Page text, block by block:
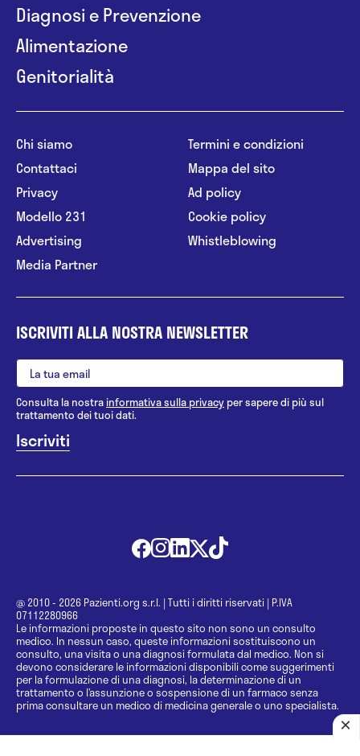
Diagnosi e Prevenzione
Alimentazione
Genitorialità
Chi siamo
Contattaci
Privacy
Modello 231
Advertising
Media Partner
Termini e condizioni
Mappa del sito
Ad policy
Cookie policy
Whistleblowing
ISCRIVITI ALLA NOSTRA NEWSLETTER
Consulta la nostrainformativa sulla privacy per sapere di più sul
trattamento dei tuoi dati.
@ 2010 - 2026 Pazienti.org s.r.l. | Tutti i diritti riservati | P.IVA
07112280966
Le informazioni proposte in questo sito non sono un consulto
medico. In nessun caso, queste informazioni sostituiscono un
consulto, una visita o una diagnosi formulata dal medico. Non si
devono considerare le informazioni disponibili come suggerimenti
per la formulazione di una diagnosi, la determinazione di un
trattamento o l’assunzione o sospensione di un farmaco senza
prima consultare un medico di medicina generale o uno specialista.